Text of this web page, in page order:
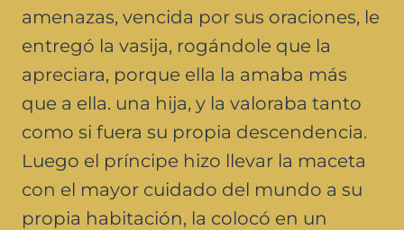
amenazas, vencida por sus oraciones, le
entregó la vasija, rogándole que la
apreciara, porque ella la amaba más
que a ella. una hija, y la valoraba tanto
como si fuera su propia descendencia.
Luego el príncipe hizo llevar la maceta
con el mayor cuidado del mundo a su
propia habitación, la colocó en un